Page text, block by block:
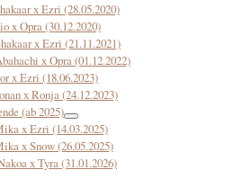
x Ezri (28.05.2020)
x Opra (30.12.2020)
x Ezri (21.11.2021)
x Opra (01.12.2022)
x Ezri (18.06.2023)
x Ronja (24.12.2023)
(ab 2025)
x Ezri (14.03.2025)
x Snow (26.05.2025)
x Tyra (31.01.2026)